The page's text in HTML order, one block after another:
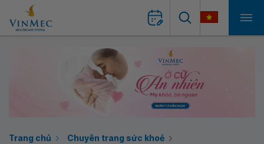
Trang chủ
Chuyên trang sức khoẻ